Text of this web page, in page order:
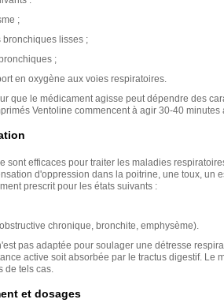
;
bronchiques lisses ;
;
en oxygène aux voies respiratoires.
que le médicament agisse peut dépendre des
Ventoline commencent à agir 30-40 minutes
sont efficaces pour traiter les maladies
d'oppression dans la poitrine, une toux, un
prescrit pour les états suivants :
chronique, bronchite, emphysème).
pas adaptée pour soulager une détresse
active soit absorbée par le tractus digestif. Le
de tels cas.
et dosages